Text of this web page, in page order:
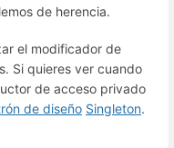
de herencia.
el modificador de
Si quieres ver cuando
de acceso privado
de diseño Singleton.